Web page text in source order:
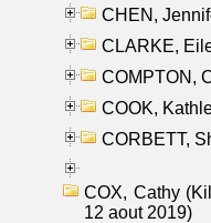
CHEN,
CLARKE,
COMPTON,
COOK,
CORBETT,
COX, Cathy
12 aout 2019)